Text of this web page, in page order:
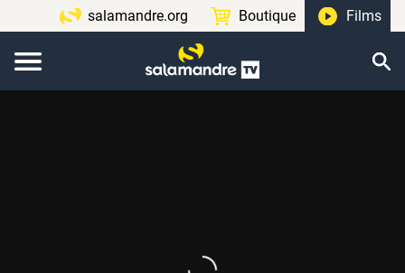
salamandre.org Boutique Films